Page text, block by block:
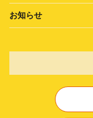
お知らせ